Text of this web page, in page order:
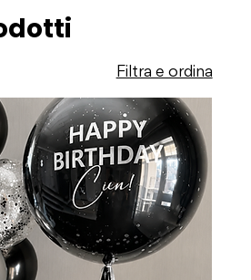
Filtra e ordina